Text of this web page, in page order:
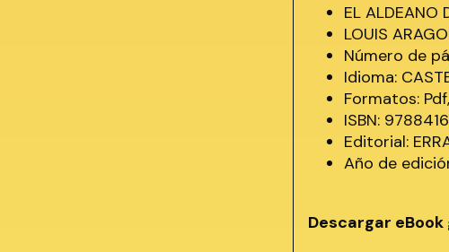
EL ALDEANO
LOUIS
Número de
Idioma:
Formatos:
ISBN:
Editorial:
Año de
Descargar